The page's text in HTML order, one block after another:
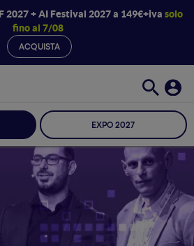
2027 + AI Festival 2027 a 149€+iva solo
fino al 7/08
ACQUISTA
EXPO 2027